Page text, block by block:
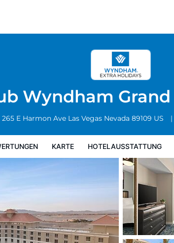
Wyndham
265 E Harmon Ave Las Vegas Nevada 89109 US
KARTE HOTELAUSSTATTUNG